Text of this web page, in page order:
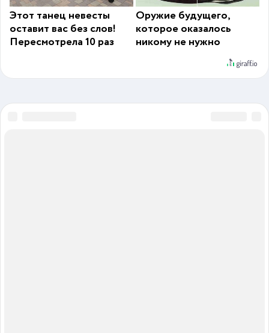
Этот танец невесты
оставит вас без слов!
Пересмотрела 10 раз
Оружие будущего,
которое оказалось
никому не нужно